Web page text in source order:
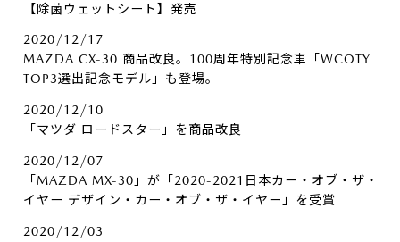
【除菌ウェットシート】発売
2020/12/17
MAZDA CX-30 商品改良。100周年特別記念車「WCOTY
TOP3選出記念モデル」も登場。
2020/12/10
「マツダ ロードスター」を商品改良
2020/12/07
「MAZDA MX-30」が「2020-2021日本カー・オブ・ザ・
イヤー デザイン・カー・オブ・ザ・イヤー」を受賞
2020/12/03